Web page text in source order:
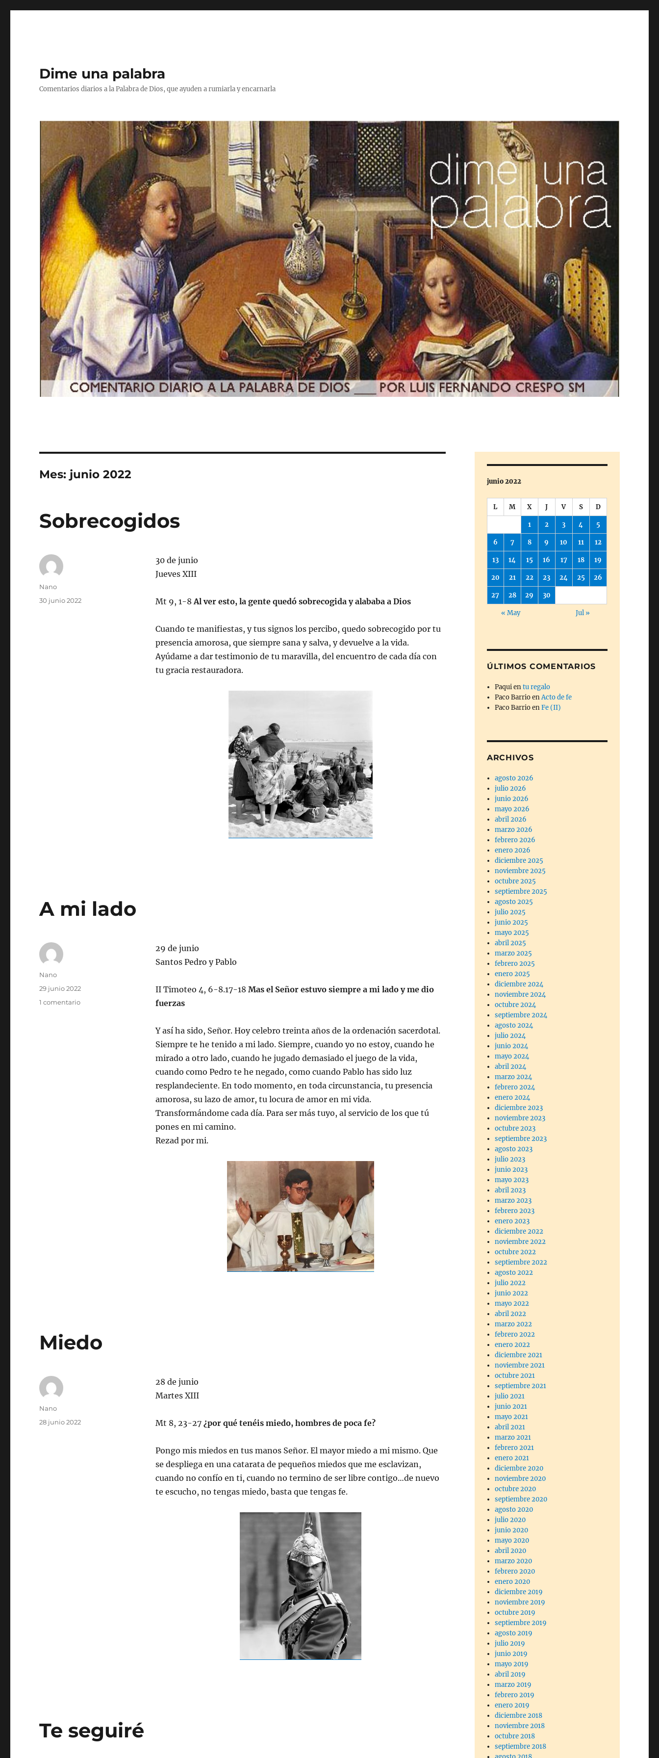
Dime una palabra
Comentarios diarios a la Palabra de Dios, que ayuden a rumiarla y encarnarla
Mes: junio 2022
Sobrecogidos
30 de junio
Jueves XIII
Mt 9, 1-8Al ver esto, la gente quedó sobrecogida y alababa a Dios
Cuando te manifiestas, y tus signos los percibo, quedo sobrecogido por tu
presencia amorosa, que siempre sana y salva, y devuelve a la vida.
Ayúdame a dar testimonio de tu maravilla, del encuentro de cada día con
tu gracia restauradora.
Autor
Nano
Publicado
30 junio 2022
A mi lado
29 de junio
Santos Pedro y Pablo
II Timoteo 4, 6-8.17-18 Mas el Señor estuvo siempre a mi lado y me dio
fuerzas
Y así ha sido, Señor. Hoy celebro treinta años de la ordenación sacerdotal.
Siempre te he tenido a mi lado. Siempre, cuando yo no estoy, cuando he
mirado a otro lado, cuando he jugado demasiado el juego de la vida,
cuando como Pedro te he negado, como cuando Pablo has sido luz
resplandeciente. En todo momento, en toda circunstancia, tu presencia
amorosa, su lazo de amor, tu locura de amor en mi vida.
Transformándome cada día. Para ser más tuyo, al servicio de los que tú
pones en mi camino.
Rezad por mi.
Autor
Nano
Publicado
29 junio 2022
1 comentarioen
Miedo
28 de junio
Martes XIII
Mt 8, 23-27 ¿por qué tenéis miedo, hombres de poca fe?
Pongo mis miedos en tus manos Señor. El mayor miedo a mi mismo. Que
se despliega en una catarata de pequeños miedos que me esclavizan,
cuando no confío en ti, cuando no termino de ser libre contigo…de nuevo
te escucho, no tengas miedo, basta que tengas fe.
Autor
Nano
Publicado
28 junio 2022
Te seguiré
junio 2022
L M X J V S D
1 2 3 4 5
6 7 8 9 10 11 12
13 14 15 16 17 18 19
20 21 22 23 24 25 26
27 28 29 30
« May Jul »
ÚLTIMOS COMENTARIOS
Paquientu regalo
Paco BarrioenActo de fe
Paco BarrioenFe (II)
ARCHIVOS
agosto 2026
julio 2026
junio 2026
mayo 2026
abril 2026
marzo 2026
febrero 2026
enero 2026
diciembre 2025
noviembre 2025
octubre 2025
septiembre 2025
agosto 2025
julio 2025
junio 2025
mayo 2025
abril 2025
marzo 2025
febrero 2025
enero 2025
diciembre 2024
noviembre 2024
octubre 2024
septiembre 2024
agosto 2024
julio 2024
junio 2024
mayo 2024
abril 2024
marzo 2024
febrero 2024
enero 2024
diciembre 2023
noviembre 2023
octubre 2023
septiembre 2023
agosto 2023
julio 2023
junio 2023
mayo 2023
abril 2023
marzo 2023
febrero 2023
enero 2023
diciembre 2022
noviembre 2022
octubre 2022
septiembre 2022
agosto 2022
julio 2022
junio 2022
mayo 2022
abril 2022
marzo 2022
febrero 2022
enero 2022
diciembre 2021
noviembre 2021
octubre 2021
septiembre 2021
julio 2021
junio 2021
mayo 2021
abril 2021
marzo 2021
febrero 2021
enero 2021
diciembre 2020
noviembre 2020
octubre 2020
septiembre 2020
agosto 2020
julio 2020
junio 2020
mayo 2020
abril 2020
marzo 2020
febrero 2020
enero 2020
diciembre 2019
noviembre 2019
octubre 2019
septiembre 2019
agosto 2019
julio 2019
junio 2019
mayo 2019
abril 2019
marzo 2019
febrero 2019
enero 2019
diciembre 2018
noviembre 2018
octubre 2018
septiembre 2018